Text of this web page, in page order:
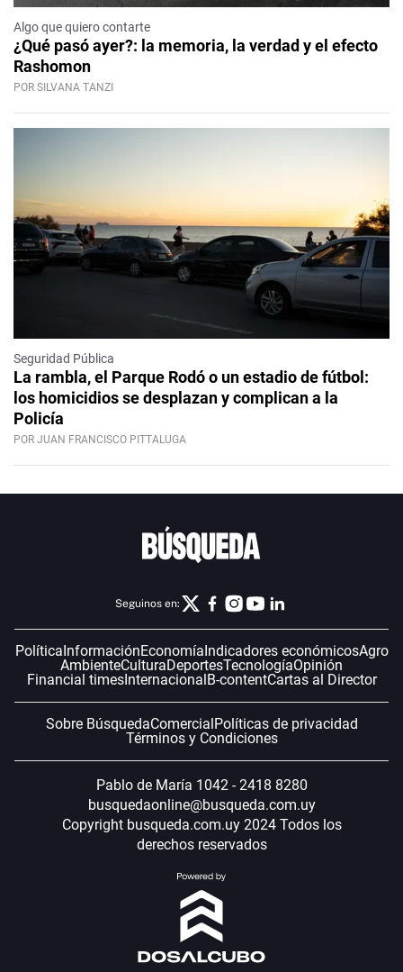
Algo que quiero contarte
¿Qué pasó ayer?: la memoria, la verdad y el efecto
Rashomon
POR SILVANA TANZI
Seguridad Pública
La rambla, el Parque Rodó o un estadio de fútbol:
los homicidios se desplazan y complican a la
Policía
POR JUAN FRANCISCO PITTALUGA
Seguinos en:
Política InformaciónEconomía Indicadores económicosAgro
AmbienteCulturaDeportesTecnologíaOpinión
Financial timesInternacional B-contentCartas al Director
Sobre BúsquedaComercial Políticas de privacidad
Términos y Condiciones
Pablo de María 1042 - 2418 8280
busquedaonline@busqueda.com.uy
Copyright busqueda.com.uy 2024 Todos los
derechos reservados